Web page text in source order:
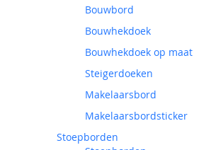
Bouwbord
Bouwhekdoek
Bouwhekdoek op maat
Steigerdoeken
Makelaarsbord
Makelaarsbordsticker
Stoepborden